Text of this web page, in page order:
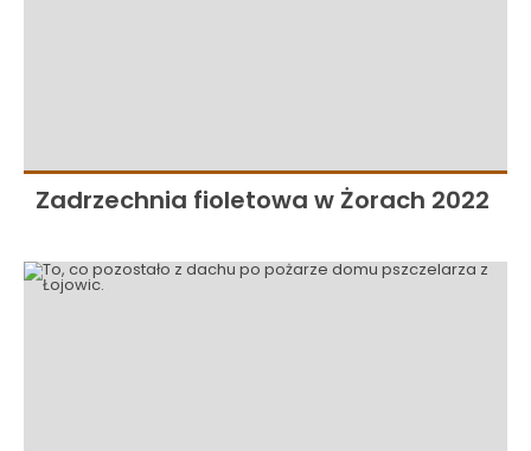
Zadrzechnia fioletowa w Żorach 2022